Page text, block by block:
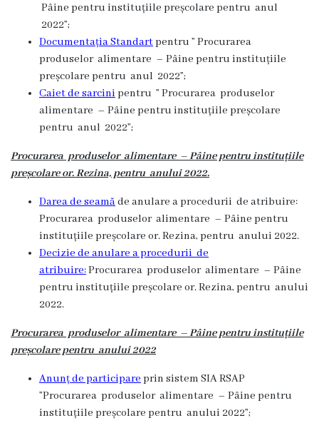
Comunal
-
Locative”
or.Rezina.
Î.M
,,
Piața
comercială
a
orașului
Rezina”
uri
Posturi
vacante
Pâine pentru instituțiile preșcolare pentru anul
2022”;
Documentația Standartpentru ” Procurarea
produselor alimentare – Pâine pentru instituțiile
preșcolare pentru anul 2022”;
Caiet de sarcini pentru ” Procurarea produselor
alimentare – Pâine pentru instituțiile preșcolare
pentru anul 2022”;
Procurarea produselor alimentare –Pâinepentru instituțiile
preșcolare or. Rezina, pentru anului 2022.
Darea de seamăde anulare a procedurii de atribuire:
Procurarea produselor alimentare – Pâine pentru
instituțiile preșcolare or. Rezina, pentru anului 2022.
Decizie de anulare a procedurii de
atribuire:Procurarea produselor alimentare – Pâine
pentru instituțiile preșcolare or. Rezina, pentru anului
2022.
Procurarea produselor alimentare –Pâinepentru instituțiile
preșcolare pentru anului 2022
Anunț de participare prin sistem SIA RSAP
”Procurarea produselor alimentare – Pâine pentru
instituțiile preșcolare pentru anului 2022”;